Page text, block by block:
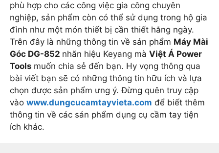
phù hợp cho các công việc gia công chuyên
nghiệp, sản phẩm còn có thể sử dụng trong hộ gia
đình như một món thiết bị cần thiết hằng ngày.
Trên đây là những thông tin về sản phẩm Máy Mài
Góc DG-852 nhãn hiệu Keyang mà Việt Á Power
Tools muốn chia sẻ đến bạn. Hy vọng thông qua
bài viết bạn sẽ có những thông tin hữu ích và lựa
chọn được sản phẩm ưng ý. Đừng quên truy cập
vào www.dungcucamtayvieta.com để biết thêm
thông tin về các sản phẩm dụng cụ cầm tay tiện
ích khác.